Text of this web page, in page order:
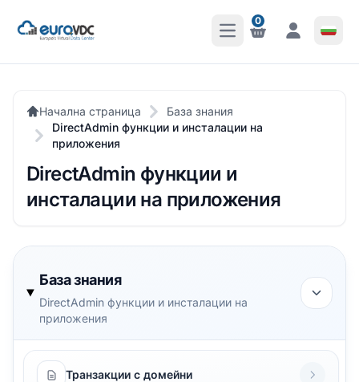
Отваряне на главното
Известия
0
Известия
Начална страница
База знания
DirectAdmin функции и инсталации на
приложения
DirectAdmin функции и
инсталации на приложения
База знания
DirectAdmin функции и инсталации на
приложения
Транзакции с домейни